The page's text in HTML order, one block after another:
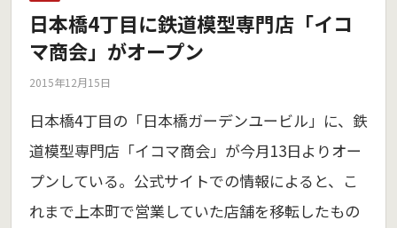
日本橋4丁目に鉄道模型専門店「イコ
マ商会」がオープン
2015年12月15日
日本橋4丁目の「日本橋ガーデンユービル」に、鉄
道模型専門店「イコマ商会」が今月13日よりオー
プンしている。公式サイトでの情報によると、こ
れまで上本町で営業していた店舗を移転したもの